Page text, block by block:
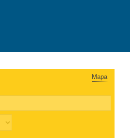
Mapa